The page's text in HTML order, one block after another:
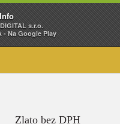
s.r.o.
- Na Google Play
Zlato bez DPH